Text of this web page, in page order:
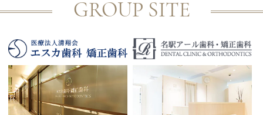
GROUP SITE